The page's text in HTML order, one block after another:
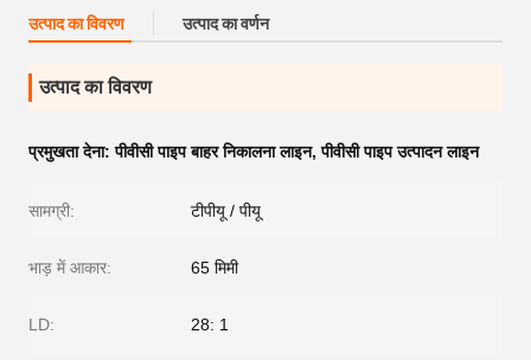
उत्पाद का विवरण उत्पाद का वर्णन
उत्पाद का विवरण
प्रमुखता देना:पीवीसी पाइप बाहर निकालना लाइन,पीवीसी पाइप उत्पादन लाइन
सामग्री: टीपीयू / पीयू
भाड़ में आकार: 65 मिमी
LD: 28: 1